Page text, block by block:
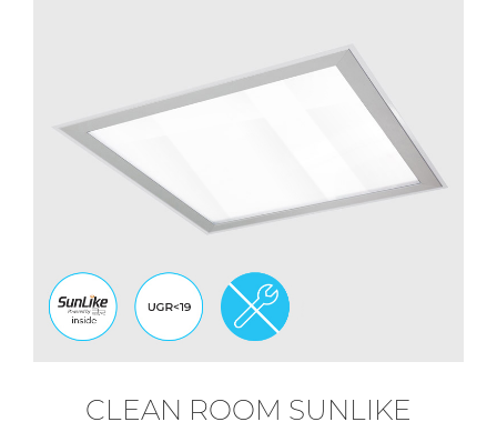
CLEAN ROOM SUNLIKE